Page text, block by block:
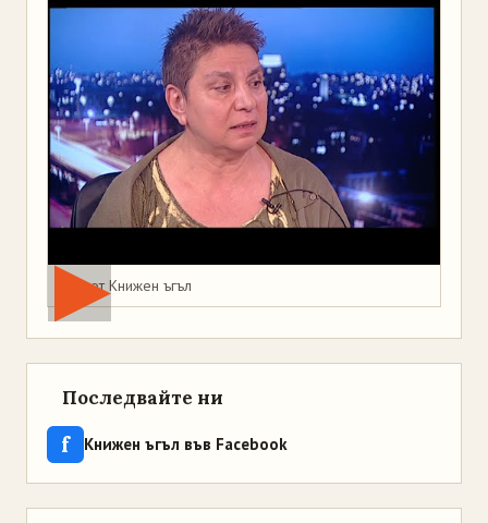
Мая от Книжен ъгъл
Последвайте ни
f Книжен ъгъл във Facebook